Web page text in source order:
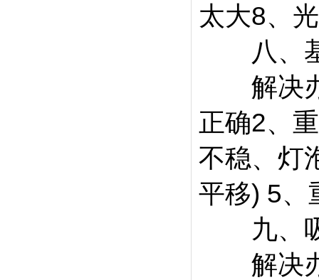
太大8、
八、基
解决办
正确2、
不稳、灯
平移) 5、
九、吸
解决办